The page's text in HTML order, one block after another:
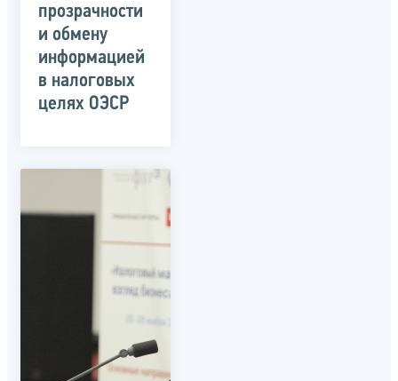
прозрачности
и обмену
информацией
в налоговых
целях ОЭСР